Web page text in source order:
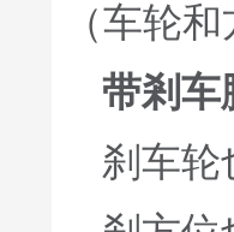
（车轮
带剎车
刹车轮